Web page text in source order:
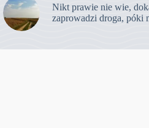
Nikt prawie nie wie,
zaprowadzi droga, póki